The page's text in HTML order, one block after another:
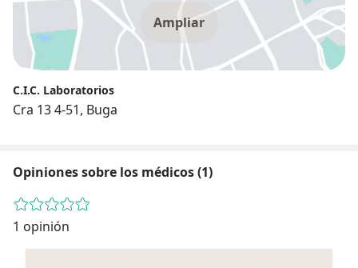
Ampliar
C.I.C. Laboratorios
Cra 13 4-51, Buga
Opiniones sobre los médicos (1)
1 opinión